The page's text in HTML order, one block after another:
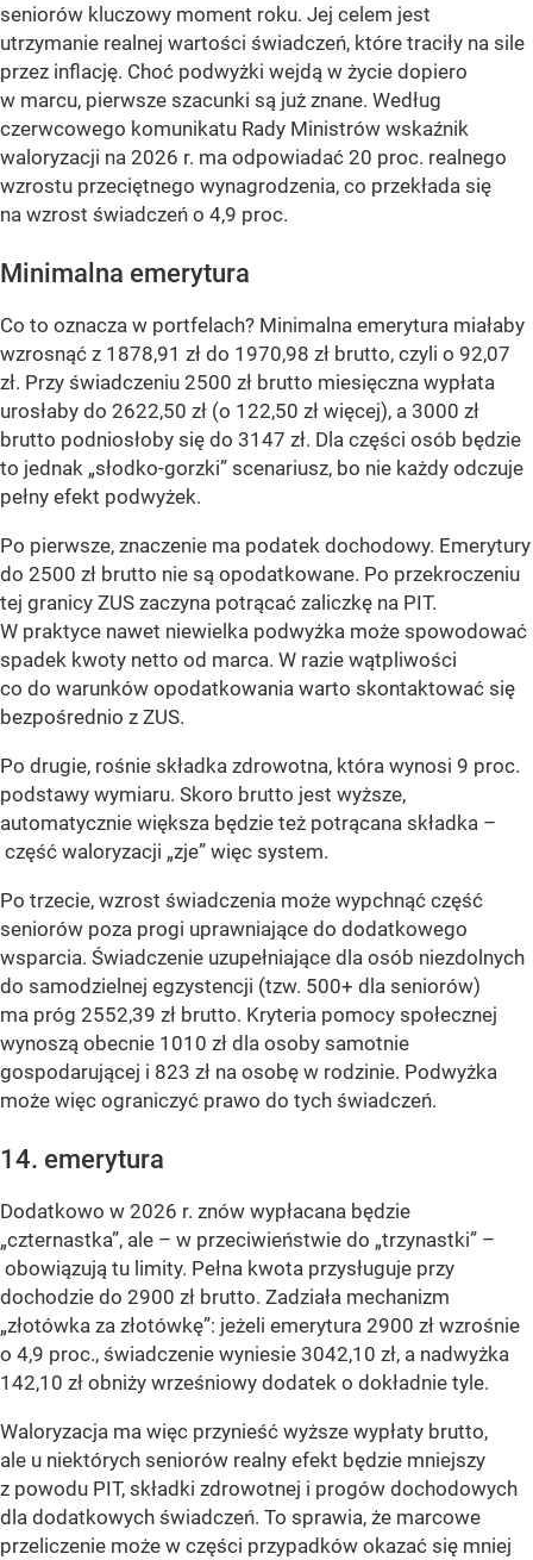
seniorów kluczowy moment roku. Jej celem jest
utrzymanie realnej wartości świadczeń, które traciły na sile
przez inflację. Choć podwyżki wejdą w życie dopiero
w marcu, pierwsze szacunki są już znane. Według
czerwcowego komunikatu Rady Ministrów wskaźnik
waloryzacji na 2026 r. ma odpowiadać 20 proc. realnego
wzrostu przeciętnego wynagrodzenia, co przekłada się
na wzrost świadczeń o 4,9 proc.
Minimalna emerytura
Co to oznacza w portfelach? Minimalna emerytura miałaby
wzrosnąć z 1878,91 zł do 1970,98 zł brutto, czyli o 92,07
zł. Przy świadczeniu 2500 zł brutto miesięczna wypłata
urosłaby do 2622,50 zł (o 122,50 zł więcej), a 3000 zł
brutto podniosłoby się do 3147 zł. Dla części osób będzie
to jednak „słodko-gorzki” scenariusz, bo nie każdy odczuje
pełny efekt podwyżek.
Po pierwsze, znaczenie ma podatek dochodowy. Emerytury
do 2500 zł brutto nie są opodatkowane. Po przekroczeniu
tej granicy ZUS zaczyna potrącać zaliczkę na PIT.
W praktyce nawet niewielka podwyżka może spowodować
spadek kwoty netto od marca. W razie wątpliwości
co do warunków opodatkowania warto skontaktować się
bezpośrednio z ZUS.
Po drugie, rośnie składka zdrowotna, która wynosi 9 proc.
podstawy wymiaru. Skoro brutto jest wyższe,
automatycznie większa będzie też potrącana składka –
część waloryzacji „zje” więc system.
Po trzecie, wzrost świadczenia może wypchnąć część
seniorów poza progi uprawniające do dodatkowego
wsparcia. Świadczenie uzupełniające dla osób niezdolnych
do samodzielnej egzystencji (tzw. 500+ dla seniorów)
ma próg 2552,39 zł brutto. Kryteria pomocy społecznej
wynoszą obecnie 1010 zł dla osoby samotnie
gospodarującej i 823 zł na osobę w rodzinie. Podwyżka
może więc ograniczyć prawo do tych świadczeń.
14. emerytura
Dodatkowo w 2026 r. znów wypłacana będzie
„czternastka”, ale – w przeciwieństwie do „trzynastki” –
obowiązują tu limity. Pełna kwota przysługuje przy
dochodzie do 2900 zł brutto. Zadziała mechanizm
„złotówka za złotówkę”: jeżeli emerytura 2900 zł wzrośnie
o 4,9 proc., świadczenie wyniesie 3042,10 zł, a nadwyżka
142,10 zł obniży wrześniowy dodatek o dokładnie tyle.
Waloryzacja ma więc przynieść wyższe wypłaty brutto,
ale u niektórych seniorów realny efekt będzie mniejszy
z powodu PIT, składki zdrowotnej i progów dochodowych
dla dodatkowych świadczeń. To sprawia, że marcowe
przeliczenie może w części przypadków okazać się mniej